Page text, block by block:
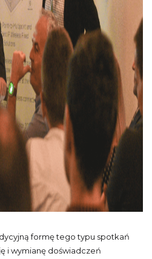
formę tego typu spotkań
i wymianę doświadczeń